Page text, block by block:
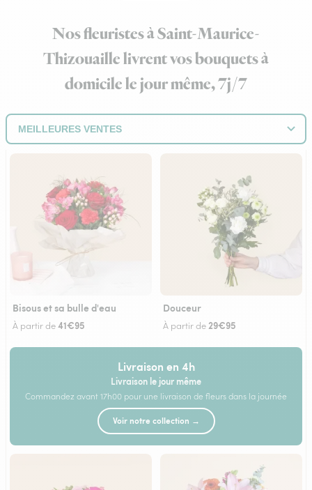
Nos fleuristes à Saint-Maurice-
Thizouaille livrent vos bouquets à
domicile le jour même, 7j/7
Bisous et sa bulle d'eau
À partir de41€95
Douceur
À partir de29€95
Livraison en 4h
Livraison le jour même
Commandez avant 17h00 pour une livraison de fleurs dans la journée
Voir notre collection →